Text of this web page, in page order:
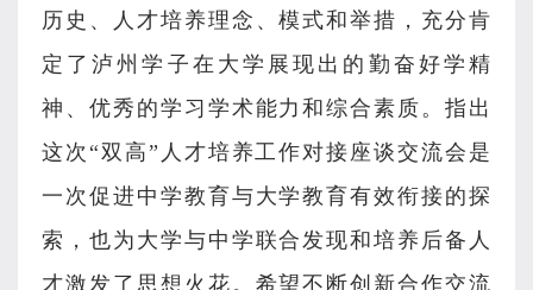
历史、人才培养理念、模式和举措，充分肯
定了泸州学子在大学展现出的勤奋好学精
神、优秀的学习学术能力和综合素质。指出
这次“双高”人才培养工作对接座谈交流会是
一次促进中学教育与大学教育有效衔接的探
索，也为大学与中学联合发现和培养后备人
才激发了思想火花。 希望不断创新合作交流